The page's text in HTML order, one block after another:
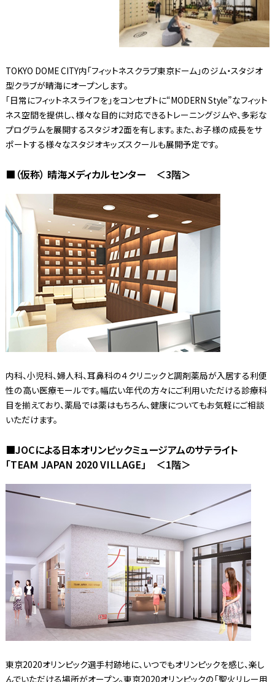
TOKYO DOME CITY内「フィットネスクラブ東京ドーム」のジム・スタジオ
型クラブが晴海にオープンします。
「日常にフィットネスライフを」をコンセプトに“MODERN Style”なフィット
ネス空間を提供し、様々な目的に対応できるトレーニングジムや、多彩な
プログラムを展開するスタジオ2面を有します。また、お子様の成長をサ
ポートする様々なスタジオキッズスクールも展開予定です。
■（仮称） 晴海メディカルセンター ＜3階＞
内科、小児科、婦人科、耳鼻科の４クリニックと調剤薬局が入居する利便
性の高い医療モールです。幅広い年代の方々にご利用いただける診療科
目を揃えており、薬局では薬はもちろん、健康についてもお気軽にご相談
いただけます。
■JOCによる日本オリンピックミュージアムのサテライト
「TEAM JAPAN 2020 VILLAGE」 ＜1階＞
東京2020オリンピック選手村跡地に、いつでもオリンピックを感じ、楽し
んでいただける場所がオープン。東京2020オリンピックの「聖火リレー用